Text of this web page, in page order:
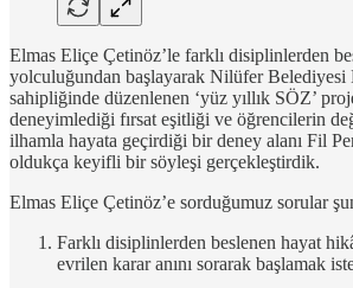
Elmas Eliçe Çetinöz’le farklı disiplinlerden
yolculuğundan başlayarak Nilüfer Belediyesi
sahipliğinde düzenlenen ‘yüz yıllık SÖZ’
deneyimlediği fırsat eşitliği ve öğrencilerin
ilhamla hayata geçirdiği bir deney alanı Fil
oldukça keyifli bir söyleşi gerçekleştirdik.
Elmas Eliçe Çetinöz’e sorduğumuz sorular
Farklı disiplinlerden beslenen hayat
evrilen karar anını sorarak başlamak